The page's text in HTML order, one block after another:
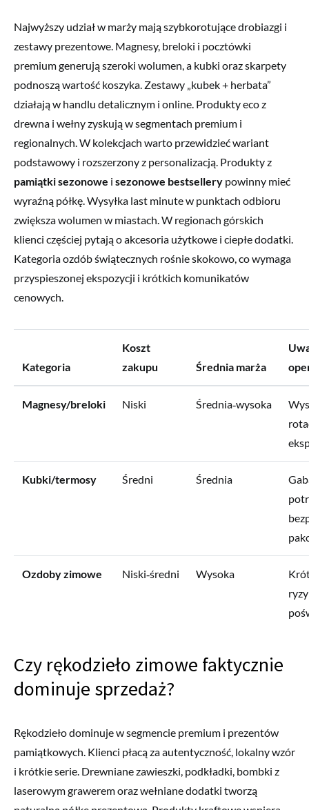
Najwyższy udział w marży mają szybkorotujące drobiazgi i
zestawy prezentowe. Magnesy, breloki i pocztówki
premium generują szeroki wolumen, a kubki oraz skarpety
podnoszą wartość koszyka. Zestawy „kubek + herbata”
działają w handlu detalicznym i online. Produkty eco z
drewna i wełny zyskują w segmentach premium i
regionalnych. W kolekcjach warto przewidzieć wariant
podstawowy i rozszerzony z personalizacją. Produkty z
pamiątki sezonowe i sezonowe bestsellery powinny mieć
wyraźną półkę. Wysyłka last minute w punktach odbioru
zwiększa wolumen w miastach. W regionach górskich
klienci częściej pytają o akcesoria użytkowe i ciepłe dodatki.
Kategoria ozdób świątecznych rośnie skokowo, co wymaga
przyspieszonej ekspozycji i krótkich komunikatów
cenowych.
Kategoria
Koszt
zakupu
Średnia marża
Magnesy/breloki Niski Średnia‑wysoka
Kubki/termosy Średni Średnia
Ozdoby zimowe Niski‑średni Wysoka
Czy rękodzieło zimowe faktycznie
dominuje sprzedaż?
Rękodzieło dominuje w segmencie premium i prezentów
pamiątkowych. Klienci płacą za autentyczność, lokalny wzór
i krótkie serie. Drewniane zawieszki, podkładki, bombki z
laserowym grawerem oraz wełniane dodatki tworzą